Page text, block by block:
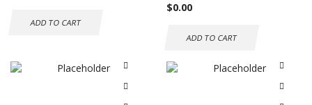
ADD TO CART
$0.00
ADD TO CART